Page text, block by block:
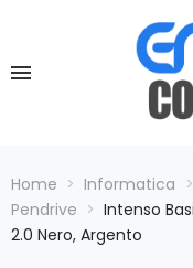
Home Informatica
Pendrive
Intenso
2.0 Nero, Argento